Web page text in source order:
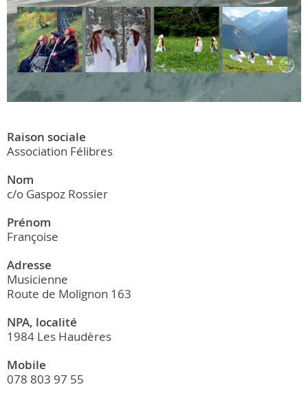
Raison sociale
Association Félibres
Nom
c/o Gaspoz Rossier
Prénom
Françoise
Adresse
Musicienne
Route de Molignon 163
NPA, localité
1984 Les Haudères
Mobile
078 803 97 55